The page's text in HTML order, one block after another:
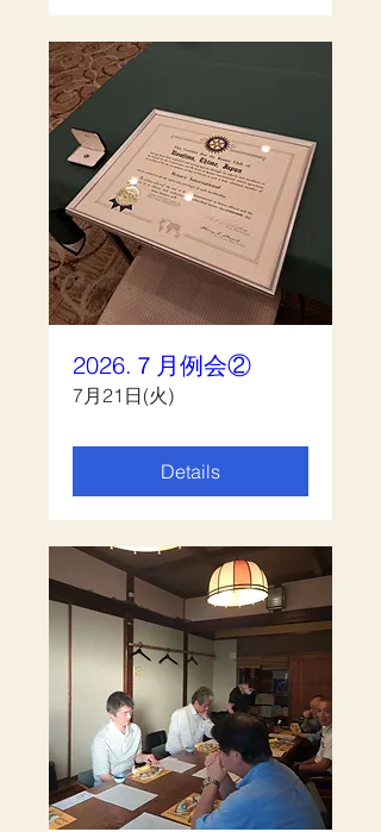
2026.７月例会②
7月21日(火)
Details